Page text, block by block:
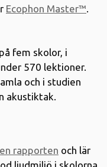
Ecophon Master™.
fem skolor, i
570 lektioner.
och i studien
akustiktak.
rapporten och lär